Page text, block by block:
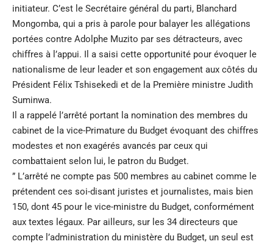
initiateur. C’est le Secrétaire général du parti, Blanchard
Mongomba, qui a pris à parole pour balayer les allégations
portées contre Adolphe Muzito par ses détracteurs, avec
chiffres à l’appui. Il a saisi cette opportunité pour évoquer le
nationalisme de leur leader et son engagement aux côtés du
Président Félix Tshisekedi et de la Première ministre Judith
Suminwa.
Il a rappelé l’arrêté portant la nomination des membres du
cabinet de la vice-Primature du Budget évoquant des chiffres
modestes et non exagérés avancés par ceux qui
combattaient selon lui, le patron du Budget.
” L’arrêté ne compte pas 500 membres au cabinet comme le
prétendent ces soi-disant juristes et journalistes, mais bien
150, dont 45 pour le vice-ministre du Budget, conformément
aux textes légaux. Par ailleurs, sur les 34 directeurs que
compte l’administration du ministère du Budget, un seul est